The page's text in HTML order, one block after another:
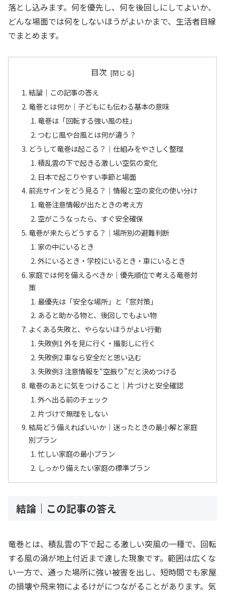
落とし込みます。何を優先し、何を後回しにしてよいか、
どんな場面では何をしないほうがよいかまで、生活者目線
でまとめます。
目次
結論｜この記事の答え
竜巻とは何か｜子どもにも伝わる基本の意味
竜巻は「回転する強い風の柱」
つむじ風や台風とは何が違う？
どうして竜巻は起こる？｜仕組みをやさしく整理
積乱雲の下で起きる激しい空気の変化
日本で起こりやすい季節と場面
前兆サインをどう見る？｜情報と空の変化の使い分け
竜巻注意情報が出たときの考え方
空がこうなったら、すぐ安全確保
竜巻が来たらどうする？｜場所別の避難判断
家の中にいるとき
外にいるとき・学校にいるとき・車にいるとき
家庭では何を備えるべきか｜優先順位で考える竜巻対
策
最優先は「安全な場所」と「窓対策」
あると助かる物と、後回しでもよい物
よくある失敗と、やらないほうがよい行動
失敗例1 外を見に行く・撮影しに行く
失敗例2 車なら安全だと思い込む
失敗例3 注意情報を“空振り”だと決めつける
竜巻のあとに気をつけること｜片づけと安全確認
外へ出る前のチェック
片づけで無理をしない
結局どう備えればいいか｜迷ったときの最小解と家庭
別プラン
忙しい家庭の最小プラン
しっかり備えたい家庭の標準プラン
結論｜この記事の答え
竜巻とは、積乱雲の下で起こる激しい突風の一種で、回転
する風の渦が地上付近まで達した現象です。範囲は広くな
い一方で、通った場所に強い被害を出し、短時間でも家屋
の損壊や飛来物によるけがにつながることがあります。気